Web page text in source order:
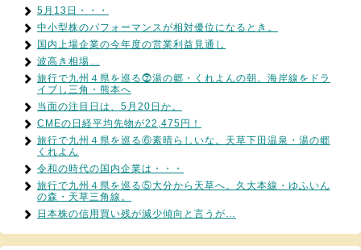
5月13日・・・
中小型株のパフォーマンスが相対優位になるとき。
国内上場企業の今年度の営業利益見通し
波高き相場…
旅行で九州４県を巡る⓻湯の郷・くれよんの朝。海岸線をドラ
イブし三角・熊本へ
当面の注目日は、5月20日か。
CMEの日経平均先物が22,475円！
旅行で九州４県を巡る⑥素晴らしいな。天草下田温泉・湯の郷
くれよん
令和の時代の国内企業は・・・
旅行で九州４県を巡る⑤大分から天草へ。久大本線・ゆふいん
の森・天草三角線。
日本株の信用買い残が減少傾向と言うが…